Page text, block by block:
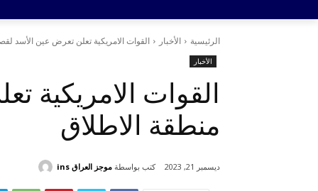
الرئيسية الأخبار القوات الامريكية تعلن تعرض عين الأسد
الأخبار
القوات
منطقة الاطلاق
ديسمبر 21, 2023 كتب بواسطة موجز العراق ins